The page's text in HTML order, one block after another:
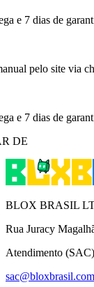
e 7 dias de
pelo site via
e 7 dias de
DE
BLOX BRASIL
Rua Juracy
Atendimento (SAC)